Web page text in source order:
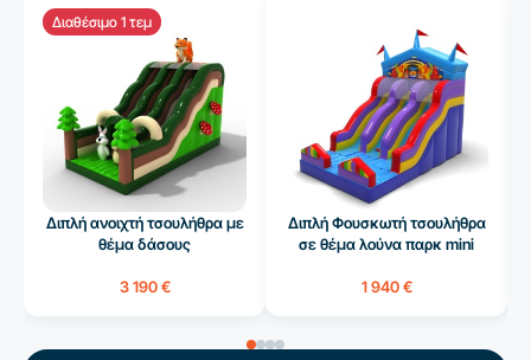
Διαθέσιμο 1 τεμ
Διπλή ανοιχτή τσουλήθρα με
θέμα δάσους
3 190 €
Διπλή Φουσκωτή τσουλήθρα
σε θέμα λούνα παρκ mini
1 940 €